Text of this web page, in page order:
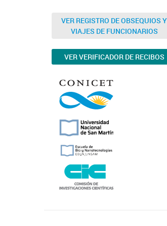
VER REGISTRO DE OBSEQUIOS Y
VIAJES DE FUNCIONARIOS
VER VERIFICADOR DE RECIBOS